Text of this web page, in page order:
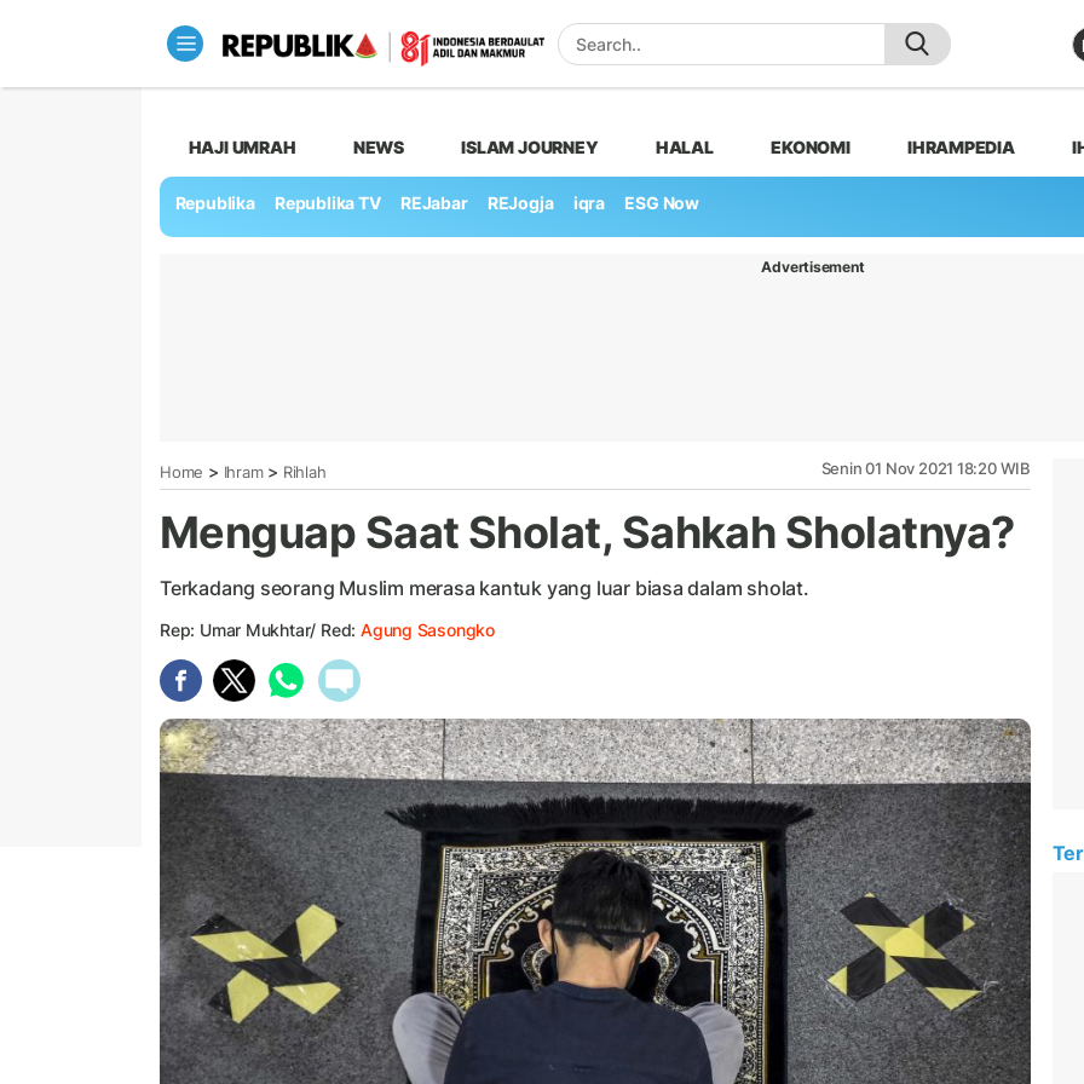
HAJI UMRAH NEWS ISLAM JOURNEY HALAL EKONOMI IHRAMPEDIA
Republika Republika TV REJabar REJogja iqra ESG Now
Advertisement
Home > Ihram> Rihlah Senin 01 Nov 2021 18:20 WIB
Menguap Saat Sholat, Sahkah Sholatnya?
Terkadang seorang Muslim merasa kantuk yang luar biasa dalam sholat.
Rep: Umar Mukhtar/ Red: Agung Sasongko